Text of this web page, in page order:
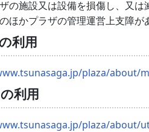
の施設又は設備を損傷し、又は
ほかプラザの管理運営上支障が
利用
plaza/about/
利用
plaza/about/